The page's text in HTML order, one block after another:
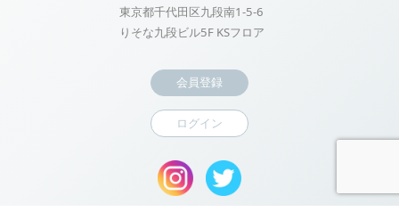
東京都千代田区九段南1-5-6
りそな九段ビル5F KSフロア
会員登録
ログイン